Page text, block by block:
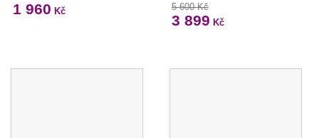
1 960 Kč 5 600 Kč
3 899 Kč